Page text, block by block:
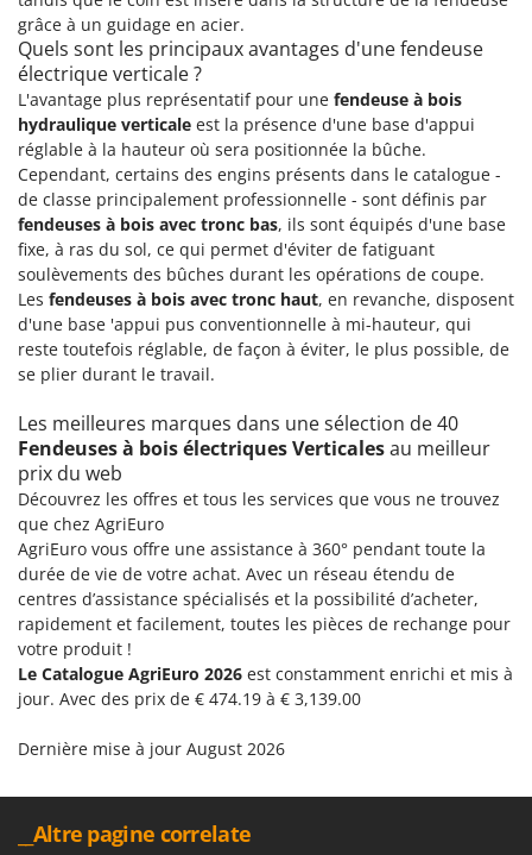
grâce à un guidage en acier.
Quels sont les principaux avantages d'une fendeuse
électrique verticale ?
L'avantage plus représentatif pour une fendeuse à bois
hydraulique verticale est la présence d'une base d'appui
réglable à la hauteur où sera positionnée la bûche.
Cependant, certains des engins présents dans le catalogue -
de classe principalement professionnelle - sont définis par
fendeuses à bois avec tronc bas, ils sont équipés d'une base
fixe, à ras du sol, ce qui permet d'éviter de fatiguant
soulèvements des bûches durant les opérations de coupe.
Les fendeuses à bois avec tronc haut, en revanche, disposent
d'une base 'appui pus conventionnelle à mi-hauteur, qui
reste toutefois réglable, de façon à éviter, le plus possible, de
se plier durant le travail.
Les meilleures marques dans une sélection de 40
Fendeuses à bois électriques Verticalesau meilleur
prix du web
Découvrez les offres et tous les services que vous ne trouvez
que chez AgriEuro
AgriEuro vous offre une assistance à 360° pendant toute la
durée de vie de votre achat. Avec un réseau étendu de
centres d’assistance spécialisés et la possibilité d’acheter,
rapidement et facilement, toutes les pièces de rechange pour
votre produit !
Le Catalogue AgriEuro 2026 est constamment enrichi et mis à
jour. Avec des prix de € 474.19 à € 3,139.00
Dernière mise à jour August 2026
__Altre pagine correlate